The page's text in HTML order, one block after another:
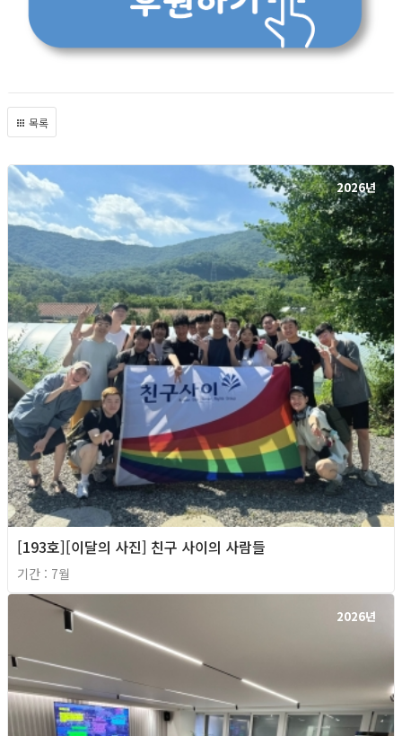
목록
2026년
[193호][이달의 사진] 친구 사이의 사람들
기간 : 7월
2026년